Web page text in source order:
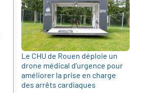
Le CHU de Rouen déploie un
drone médical d’urgence pour
améliorer la prise en charge
des arrêts cardiaques